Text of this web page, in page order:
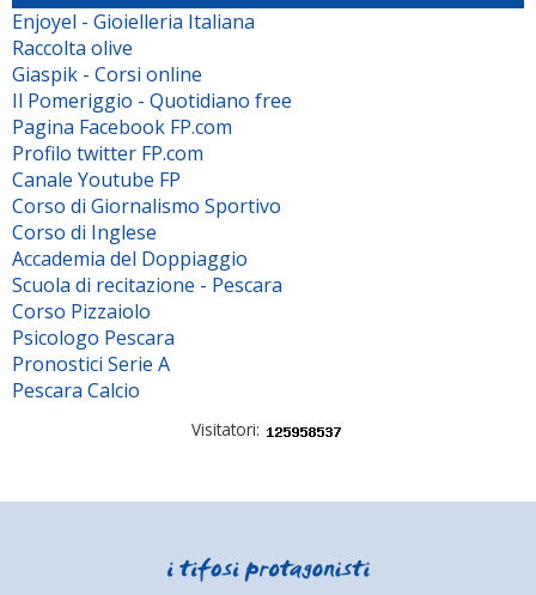
Enjoyel - Gioielleria Italiana
Raccolta olive
Giaspik - Corsi online
Il Pomeriggio - Quotidiano free
Pagina Facebook FP.com
Profilo twitter FP.com
Canale Youtube FP
Corso di Giornalismo Sportivo
Corso di Inglese
Accademia del Doppiaggio
Scuola di recitazione - Pescara
Corso Pizzaiolo
Psicologo Pescara
Pronostici Serie A
Pescara Calcio
Visitatori: